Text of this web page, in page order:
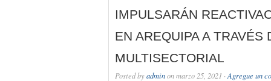
IMPULSARÁN
EN AREQUIPA A TRAVÉS
MULTISECTORIAL
Posted byadminon marzo 25, 2021 · Agregue un